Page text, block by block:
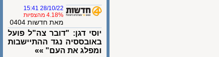
28/10/22 15:41
4.18% מהצפיות
מאת חדשות 0404
יוסי דגן: "דובר צה"ל פועל
באובססיה נגד ההתיישבות
ומפלג את העם" »»